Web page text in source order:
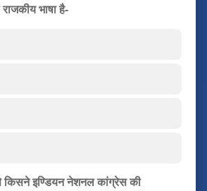
भाषा है-
किसने इण्डियन नेशनल कांग्रेस की